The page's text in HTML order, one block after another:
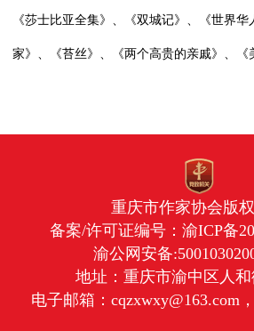
《莎士比亚全集》、《双城记》、《世界
家》、《苔丝》、《两个高贵的亲戚》、《
重庆市作家协会版
备案/许可证编号： 渝ICP备
渝公网安备
地址：重庆市渝中区人和
电子邮箱：cqzxwxy@163.com